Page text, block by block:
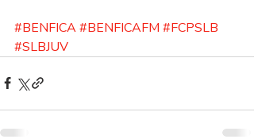
#BENFICA#BENFICAFM #FCPSLB
#SLBJUV